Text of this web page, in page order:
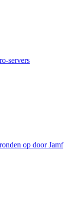
servers
op door Jamf